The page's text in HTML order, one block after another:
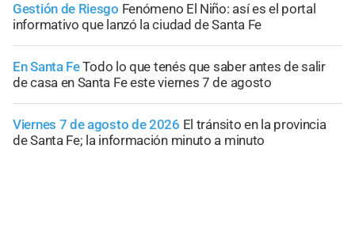
Gestión de Riesgo Fenómeno El Niño: así es el portal
informativo que lanzó la ciudad de Santa Fe
En Santa FeTodo lo que tenés que saber antes de salir
de casa en Santa Fe este viernes 7 de agosto
Viernes 7 de agosto de 2026 El tránsito en la provincia
de Santa Fe; la información minuto a minuto